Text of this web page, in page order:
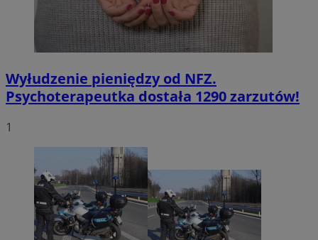
Wyłudzenie pieniędzy od NFZ.
Psychoterapeutka dostała 1290 zarzutów!
1